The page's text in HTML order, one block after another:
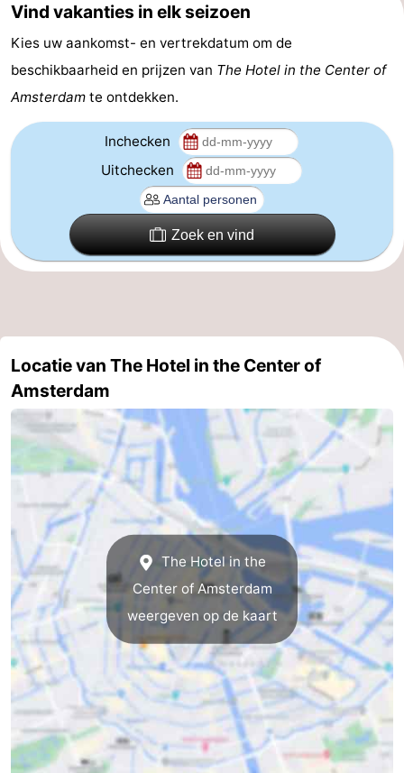
Homohoofdstad
Rosse
Diamantstad
in
het
Parken
en
Stadsdelen
-
Noord-
Holland
-
Zuid-
Holland
Praktisch
Forum
Reisboekenwinkel
Openbaar
vervoer
Route
Centraal
Station
Schiphol
Eindhoven
-
Vind vakanties in elk seizoen
Kies uw aankomst- en vertrekdatum om de
beschikbaarheid en prijzen van The Hotel in the Center of
Amsterdam te ontdekken.
Inchecken
Uitchecken
Zoek en vind
Locatie van The Hotel in the Center of
Amsterdam
The Hotel in the
Center of Amsterdam
weergeven op de kaart